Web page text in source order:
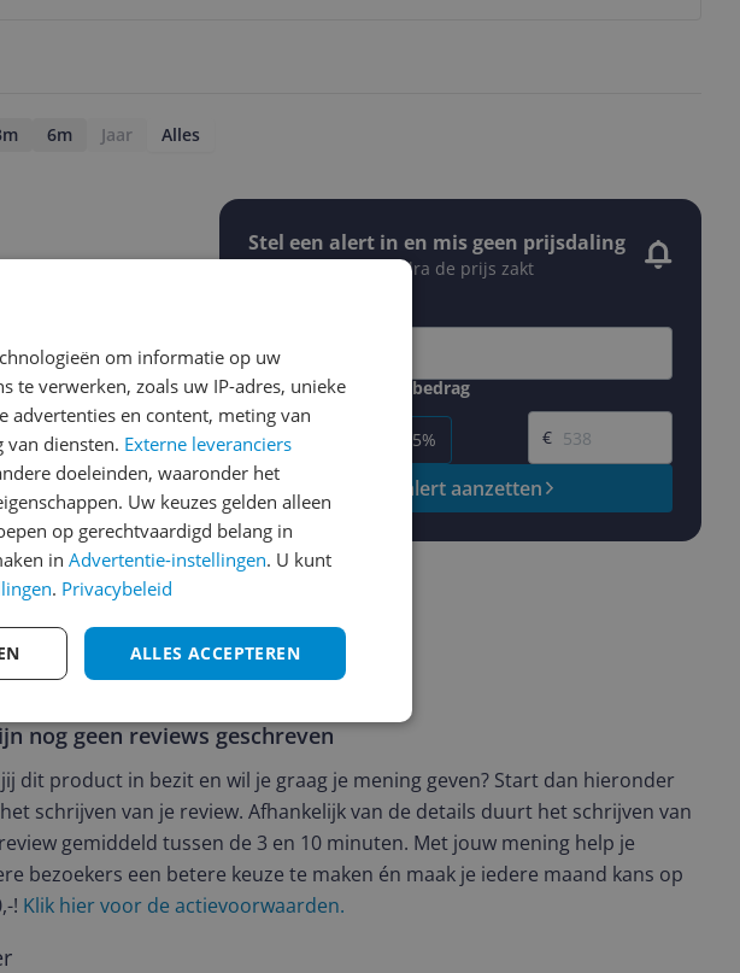
6m Jaar Alles
Stel een alert in en mis geen prijsdaling
Krijg een seintje zodra de prijs zakt
Gewenste daling of bedrag
-5% -15%
Gewenste prijs
€
Prijsalert aanzetten
nog geen reviews geschreven
dit product in bezit en wil je graag je mening geven? Start dan hieronder
schrijven van je review. Afhankelijk van de details duurt het schrijven van
gemiddeld tussen de 3 en 10 minuten. Met jouw mening help je
bezoekers een betere keuze te maken én maak je iedere maand kans op
! Klik hier voor de actievoorwaarden.
om informatie op uw
te verwerken, zoals uw IP-adres, unieke
advertenties en content, meting van
van diensten. Externe leveranciers
doeleinden, waaronder het
Uw keuzes gelden alleen
op gerechtvaardigd belang in
in Advertentie-instellingen. U kunt
. Privacybeleid
ALLES ACCEPTEREN